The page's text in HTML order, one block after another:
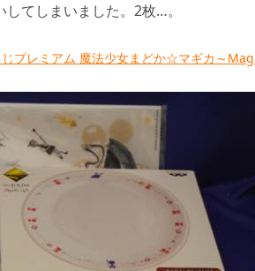
てしまいました。2枚…。
プレミアム 魔法少女まどか☆マギカ～